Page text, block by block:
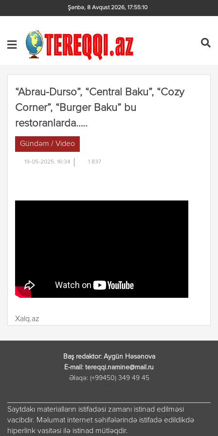
Şənbə, 8 Avqust 2026, 17:55:10
“Abrau-Durso”, “Central Baku”, “Cozy
Corner”, “Burger Baku” bu
restoranlarda…..
Gündəm / Video
19-05-2025, 16:34 1 837
Xalq.az
Baş redaktor: Aygün Həsənova
E-mail: tereqqi.namine@mail.ru
Əlaqə: (+99450) 349 49 45
Saytdakı materialların istifadəsi zamanı istinad edilməsi
vacibdir. Məlumat internet səhifələrində istifadə edildikdə
hiperlink vasitəsi ilə istinad mütləqdir.